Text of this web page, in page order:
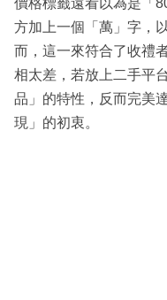
價格標籤遠看以為是「
方加上一個「萬」字，
而，這一來符合了收禮
相太差，若放上二手平
品」的特性，反而完美
現」的初衷。